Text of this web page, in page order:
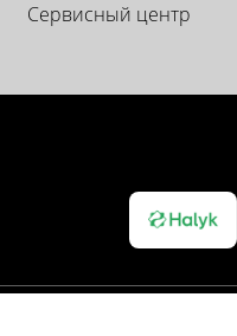
Сервисный центр